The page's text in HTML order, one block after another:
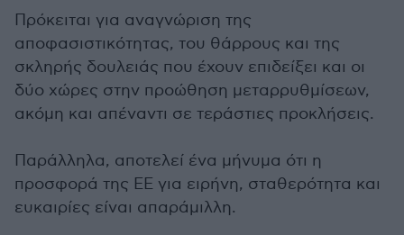
Πρόκειται για αναγνώριση της
αποφασιστικότητας, του θάρρους και της
σκληρής δουλειάς που έχουν επιδείξει και οι
δύο χώρες στην προώθηση μεταρρυθμίσεων,
ακόμη και απέναντι σε τεράστιες προκλήσεις.
Παράλληλα, αποτελεί ένα μήνυμα ότι η
προσφορά της ΕΕ για ειρήνη, σταθερότητα και
ευκαιρίες είναι απαράμιλλη.